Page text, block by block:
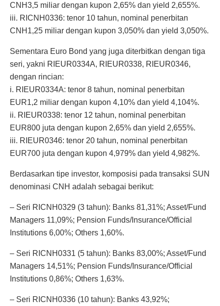
CNH3,5 miliar dengan kupon 2,65% dan yield 2,655%.
iii. RICNH0336: tenor 10 tahun, nominal penerbitan
CNH1,25 miliar dengan kupon 3,050% dan yield 3,050%.
Sementara Euro Bond yang juga diterbitkan dengan tiga
seri, yakni RIEUR0334A, RIEUR0338, RIEUR0346,
dengan rincian:
i. RIEUR0334A: tenor 8 tahun, nominal penerbitan
EUR1,2 miliar dengan kupon 4,10% dan yield 4,104%.
ii. RIEUR0338: tenor 12 tahun, nominal penerbitan
EUR800 juta dengan kupon 2,65% dan yield 2,655%.
iii. RIEUR0346: tenor 20 tahun, nominal penerbitan
EUR700 juta dengan kupon 4,979% dan yield 4,982%.
Berdasarkan tipe investor, komposisi pada transaksi SUN
denominasi CNH adalah sebagai berikut:
– Seri RICNH0329 (3 tahun): Banks 81,31%; Asset/Fund
Managers 11,09%; Pension Funds/Insurance/Official
Institutions 6,00%; Others 1,60%.
– Seri RICNH0331 (5 tahun): Banks 83,00%; Asset/Fund
Managers 14,51%; Pension Funds/Insurance/Official
Institutions 0,86%; Others 1,63%.
– Seri RICNH0336 (10 tahun): Banks 43,92%;